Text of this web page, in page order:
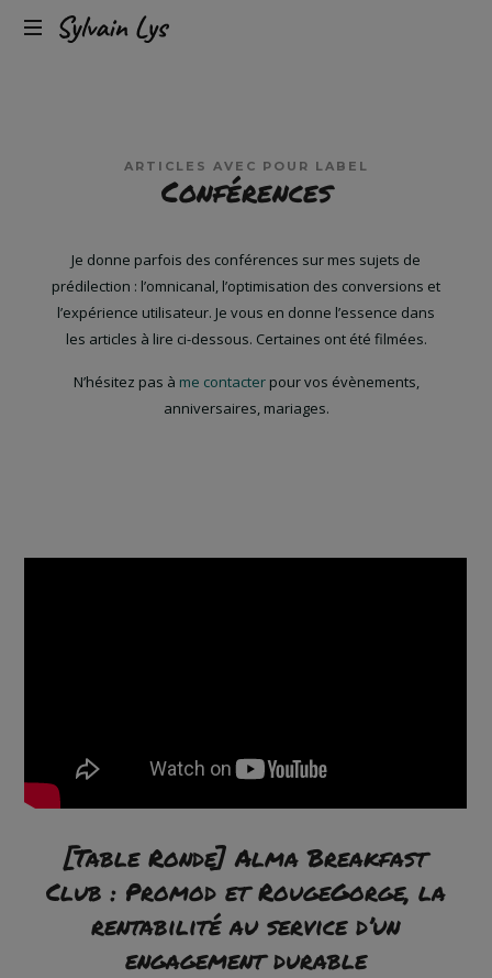
Sylvain
Expérience
client
ARTICLES AVEC POUR LABEL
Conférences
Je donne parfois des conférences sur mes sujets de
prédilection : l’omnicanal, l’optimisation des conversions et
l’expérience utilisateur. Je vous en donne l’essence dans
les articles à lire ci-dessous. Certaines ont été filmées.
N’hésitez pas à me contacterpour vos évènements,
anniversaires, mariages.
[Table Ronde] Alma Breakfast
Club : Promod et RougeGorge, la
rentabilité au service d’un
engagement durable